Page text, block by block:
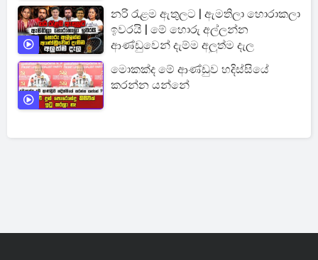
නරි රැළම ඇතුලට | ඇමතිලා හොරාකලා
ඉවරයි | මේ හොරු අල්ලන්න
ආණ්ඩුවෙන් දැම්ම අලුත්ම දැල
මොකක්ද මේ ආණ්ඩුව හදිස්සියේ
කරන්න යන්නේ